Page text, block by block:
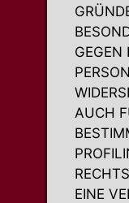
GEGEN
AUCH
EINE